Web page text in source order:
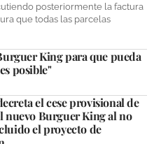
posteriormente la factura
que todas las parcelas
King para que pueda
posible"
el cese provisional de
nuevo Burguer King al no
el proyecto de